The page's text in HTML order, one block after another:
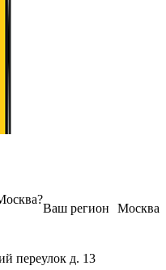
Москва
Ваш регион
?
переулок д. 13